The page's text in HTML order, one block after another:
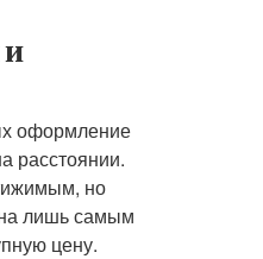
оформление
расстоянии.
но
лишь самым
цену.